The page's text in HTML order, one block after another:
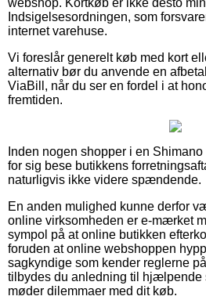
Indsigelsesordningen, som
internet varehuse.
Vi foreslår generelt køb med kort
alternativ bør du anvende en
ViaBill, når du ser en fordel i at
fremtiden.
Inden nogen shopper i en
for sig bese butikkens
naturligvis ikke videre spændende.
En anden mulighed kunne derfor
online virksomheden er e-mærket
sympol på at online butikken
foruden at online webshoppen
sagkyndige som kender reglerne
tilbydes du anledning til hjælpende
møder dilemmaer med dit køb.